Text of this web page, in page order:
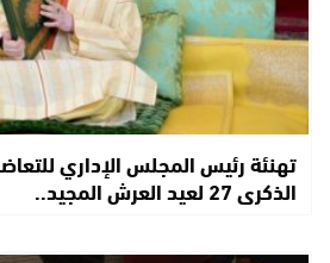
تهنئة رئيس المجلس الإداري
الذكرى 27 لعيد العرش المجيد..